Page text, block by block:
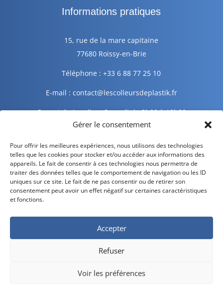
Gérer le consentement
Pour offrir les meilleures expériences, nous utilisons des technologies
telles que les cookies pour stocker et/ou accéder aux informations des
appareils. Le fait de consentir à ces technologies nous permettra de
traiter des données telles que le comportement de navigation ou les ID
uniques sur ce site. Le fait de ne pas consentir ou de retirer son
consentement peut avoir un effet négatif sur certaines caractéristiques
et fonctions.
Accepter
Refuser
Voir les préférences
Informations pratiques
15, rue de la mare capitaine
77680 Roissy-en-Brie
Téléphone : +33 6 88 77 25 10
E-mail : contact@lescolleursdeplastik.fr
Ouvert du Lundi au Samedi de 9h00 à 19h00
Informations légales
Mentions légales
Politique de confidentialité